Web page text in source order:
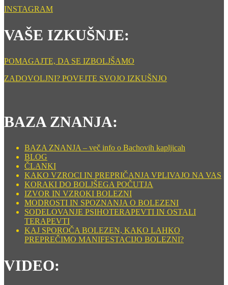
INSTAGRAM
VAŠE IZKUŠNJE:
POMAGAJTE, DA SE IZBOLJŠAMO
ZADOVOLJNI? POVEJTE SVOJO IZKUŠNJO
BAZA ZNANJA:
BAZA ZNANJA – več info o Bachovih kapljicah
BLOG
ČLANKI
KAKO VZROCI IN PREPRIČANJA VPLIVAJO NA VAS
KORAKI DO BOLJŠEGA POČUTJA
IZVOR IN VZROKI BOLEZNI
MODROSTI IN SPOZNANJA O BOLEZENI
SODELOVANJE PSIHOTERAPEVTI IN OSTALI
TERAPEVTI
KAJ SPOROČA BOLEZEN, KAKO LAHKO
PREPREČIMO MANIFESTACIJO BOLEZNI?
VIDEO: